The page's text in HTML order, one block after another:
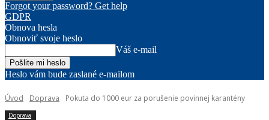
Forgot your password? Get help
GDPR
Obnova hesla
Obnoviť svoje heslo
Váš e-mail
Heslo vám bude zaslané e-mailom
Úvod Doprava Pokuta do 1000 eur za porušenie povinnej karantény
Doprava